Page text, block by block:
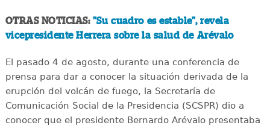
OTRAS NOTICIAS: "Su cuadro es estable", revela
vicepresidente Herrera sobre la salud de Arévalo
El pasado 4 de agosto, durante una conferencia de
prensa para dar a conocer la situación derivada de la
erupción del volcán de fuego, la Secretaría de
Comunicación Social de la Presidencia (SCSPR) dio a
conocer que el presidente Bernardo Arévalo presentaba